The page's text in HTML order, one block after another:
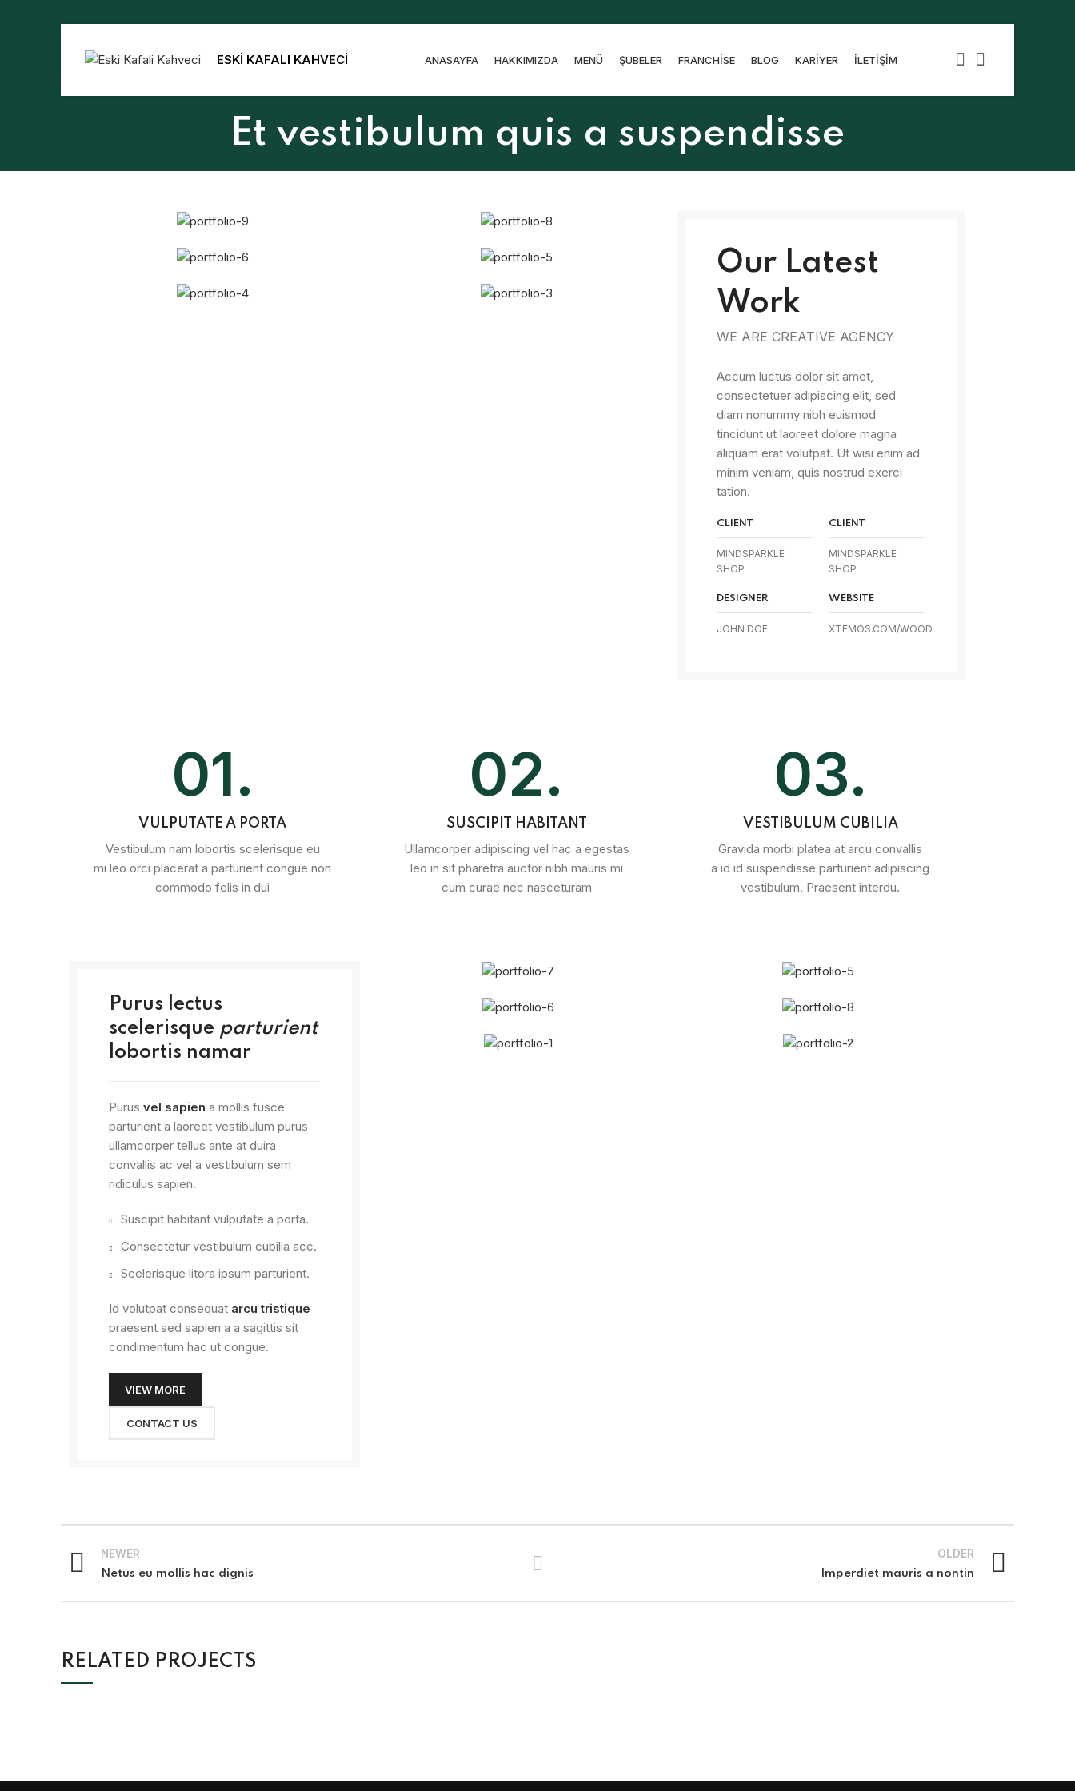
ESKİ KAFALI KAHVECİ ANASAYFA HAKKIMIZDA MENÜ ŞUBELER FRANCHISE BLOG KARIYER İLETIŞIM
Et vestibulum quis a suspendisse
Our Latest
Work
WE ARE CREATIVE AGENCY
Accum luctus dolor sit amet,
consectetuer adipiscing elit, sed
diam nonummy nibh euismod
tincidunt ut laoreet dolore magna
aliquam erat volutpat. Ut wisi enim ad
minim veniam, quis nostrud exerci
tation.
CLIENT
MINDSPARKLE
SHOP
CLIENT
MINDSPARKLE
SHOP
DESIGNER
JOHN DOE
WEBSITE
XTEMOS.COM/WOOD
01.
VULPUTATE A PORTA
Vestibulum nam lobortis scelerisque eu
mi leo orci placerat a parturient congue non
commodo felis in dui
02.
SUSCIPIT HABITANT
Ullamcorper adipiscing vel hac a egestas
leo in sit pharetra auctor nibh mauris mi
cum curae nec nasceturam
03.
VESTIBULUM CUBILIA
Gravida morbi platea at arcu convallis
a id id suspendisse parturient adipiscing
vestibulum. Praesent interdu.
Purus lectus
scelerisque parturient
lobortis namar
Purus vel sapien a mollis fusce
parturient a laoreet vestibulum purus
ullamcorper tellus ante at duira
convallis ac vel a vestibulum sem
ridiculus sapien.
Suscipit habitant vulputate a porta.
Consectetur vestibulum cubilia acc.
Scelerisque litora ipsum parturient.
Id volutpat consequat arcu tristique
praesent sed sapien a a sagittis sit
condimentum hac ut congue.
VIEW MORE
CONTACT US
NEWER
Netus eu mollis hac dignis
OLDER
Imperdiet mauris a nontin
RELATED PROJECTS